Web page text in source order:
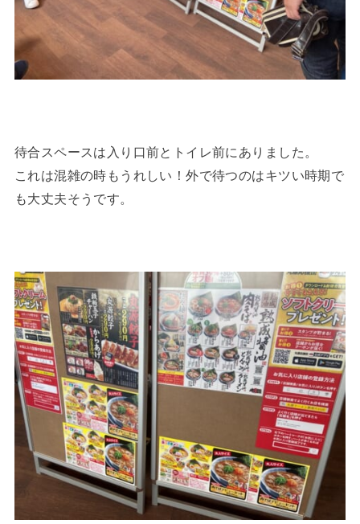
待合スペースは入り口前とトイレ前にありました。
これは混雑の時もうれしい！外で待つのはキツい時期で
も大丈夫そうです。